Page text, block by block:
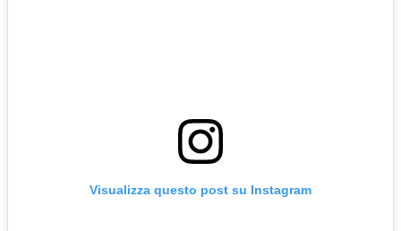
Visualizza questo post su Instagram